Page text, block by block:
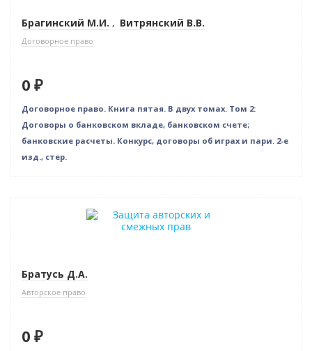
Брагинский М.И. , Витрянский В.В.
Договорное право
0 ₽
Договорное право. Книга пятая. В двух томах. Том 2:
Договоры о банковском вкладе, банковском счете;
банковские расчеты. Конкурс, договоры об играх и пари. 2-е
изд., стер.
Братусь Д.А.
Авторское право
0 ₽